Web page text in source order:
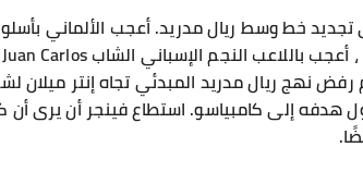
خط وسط ريال مدريد. أعجب الألماني
نهج ريال مدريد المبدئي تجاه إنتر
هدفه إلى كامبياسو. استطاع فينجر أن يرى